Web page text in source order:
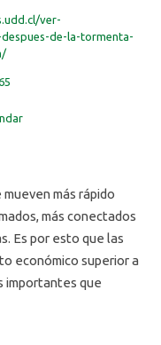
ver-
de-la-tormenta-
más rápido
más conectados
Es por esto que las
económico superior a
importantes que